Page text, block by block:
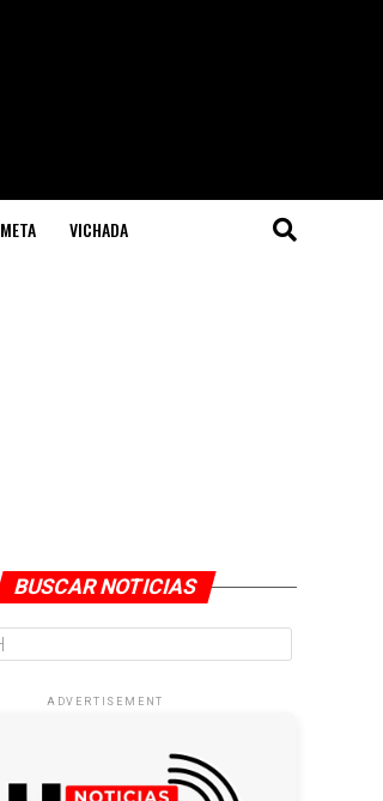
META VICHADA
BUSCAR NOTICIAS
ADVERTISEMENT